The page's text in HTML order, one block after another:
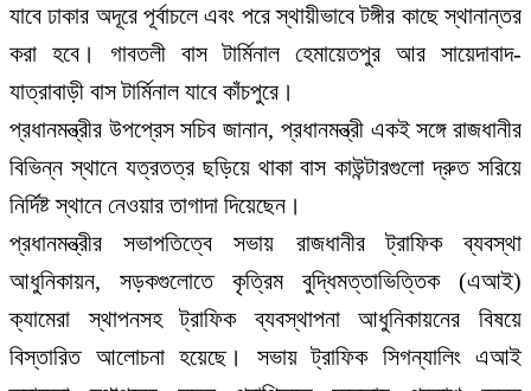
যাবে ঢাকার অদূরে পূর্বাচলে এবং পরে স্থায়ীভাবে টঙ্গীর কাছে স্থানান্তর
করা হবে। গাবতলী বাস টার্মিনাল হেমায়েতপুর আর সায়েদাবাদ-
যাত্রাবাড়ী বাস টার্মিনাল যাবে কাঁচপুরে।
প্রধানমন্ত্রীর উপপ্রেস সচিব জানান, প্রধানমন্ত্রী একই সঙ্গে রাজধানীর
বিভিন্ন স্থানে যত্রতত্র ছড়িয়ে থাকা বাস কাউন্টারগুলো দ্রুত সরিয়ে
নির্দিষ্ট স্থানে নেওয়ার তাগাদা দিয়েছেন।
প্রধানমন্ত্রীর সভাপতিত্বে সভায় রাজধানীর ট্রাফিক ব্যবস্থা
আধুনিকায়ন, সড়কগুলোতে কৃত্রিম বুদ্ধিমত্তাভিত্তিক (এআই)
ক্যামেরা স্থাপনসহ ট্রাফিক ব্যবস্থাপনা আধুনিকায়নের বিষয়ে
বিস্তারিত আলোচনা হয়েছে। সভায় ট্রাফিক সিগন্যালিং এআই